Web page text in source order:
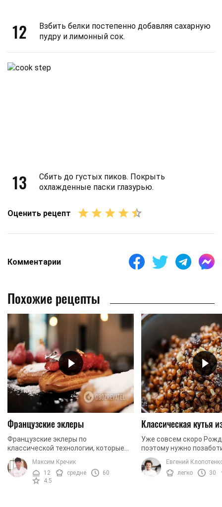
12
Взбить белки постепенно добавляя сахарную
пудру и лимонный сок.
13
Сбить до густых пиков. Покрыть
охлажденные паски глазурью.
Оценить рецепт
Комментарии
Похожие рецепты
Французские эклеры
Французские эклеры по
классической технологии, которые
легко можно приготовить дома.
Сегодня мы готовим эклеры с
заварным кремом. Чтобы придать
Максим Кречик
12
средне
60
4.5
Классическая кутья
Уже совсем скоро
поэтому нужно
будет ваша
традиционный рецепт
настоящая пшеница, а
Евгений
легко
30